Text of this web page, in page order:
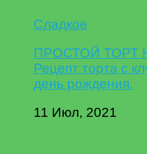
Сладкое
ПРОСТОЙ ТОРТ
Рецепт торта с
день рождения.
11 Июл, 2021